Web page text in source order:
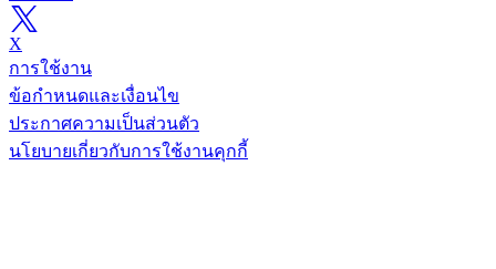
X
การใช้งาน
ข้อกำหนดและเงื่อนไข
ประกาศความเป็นส่วนตัว
นโยบายเกี่ยวกับการใช้งานคุกกี้